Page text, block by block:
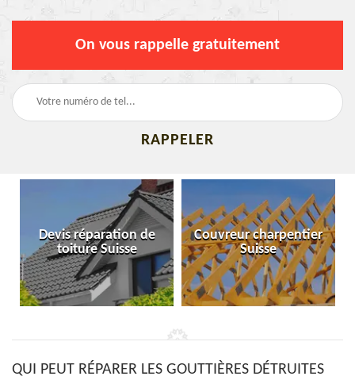
On vous rappelle gratuitement
Devis réparation de
toiture Suisse
Couvreur charpentier
Suisse
QUI PEUT RÉPARER LES GOUTTIÈRES DÉTRUITES